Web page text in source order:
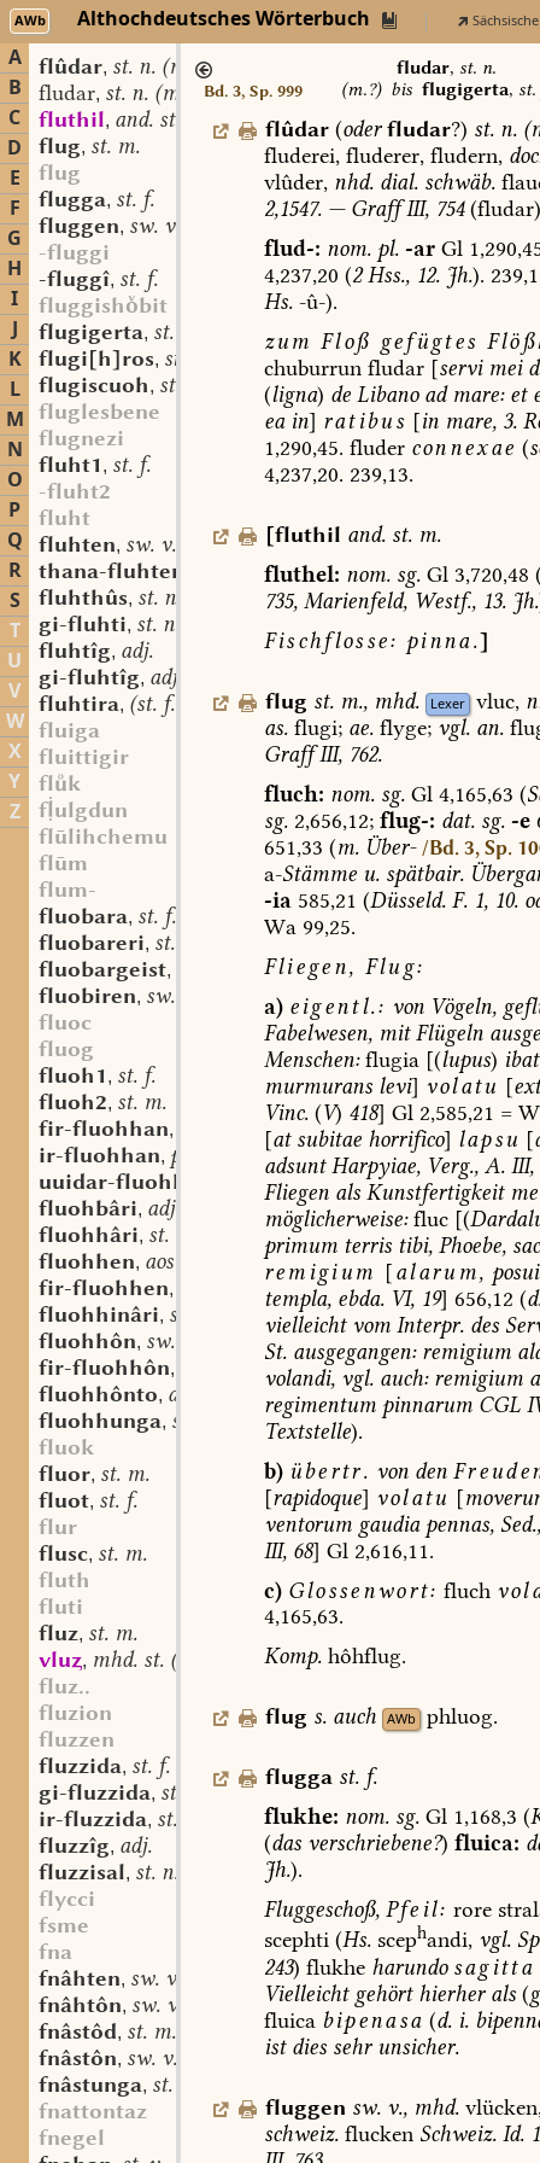
AWb Althochdeutsches Wörterbuch
A
B
C
D
E
F
G
H
I
J
K
L
M
N
O
P
Q
R
S
T
U
V
W
X
Y
Z
flûdar, st. n. (m.?)
fludar, st. n. (m.?)
fluthil, and. st. m.
flug, st. m.
flug
flugga, st. f.
fluggen, sw. v.
-fluggi
-fluggî, st. f.
fluggishbit
flugigerta, st. f.
flugi[h]ros, st. n.
flugiscuoh, st. m.
fluglesbene
flugnezi
fluht1, st. f.
-fluht2
fluht
fluhten, sw. v.
thana-fluhten
fluhthûs, st. n.
gi-fluhti, st. n.
fluhtîg, adj.
gi-fluhtîg, adj.
fluhtira, (st. f.?)
fluiga
fluittigir
flk
fulgdun
flūlihchemu
flūm
flum-
fluobara, st. f.
fluobareri, st. m.
fluobargeist,
fluobiren, sw. v.
fluoc
fluog
fluoh1, st. f.
fluoh2, st. m.
fir-fluohhan,
ir-fluohhan, part.-adj.
uuidar-fluohhan
fluohbâri, adj.
fluohhâri, st. m.
fluohhen, aostndfrk. sw. v.
fir-fluohhen,
fluohhinâri, st. m.
fluohhôn, sw. v.
fir-fluohhôn,
fluohhônto, adv. part. prs.
fluohhunga, st. f.
fluok
fluor, st. m.
fluot, st. f.
flur
flusc, st. m.
fluth
fluti
fluz, st. m.
vlu, mhd. st. (m.?)
fluz..
fluzion
fluzzen
fluzzida, st. f.
gi-fluzzida, st. f.
ir-fluzzida, st. f.
fluzzîg, adj.
fluzzisal, st. n.
flycci
fsme
fna
fnâhten, sw. v.
fnâhtôn, sw. v.
fnâstôd, st. m.
fnâstôn, sw. v.
fnâstunga, st. f.
fnattontaz
fnegel
Bd. 3, Sp. 999
fludar, st. n.
(m.?)bis flugigerta,
flûdar (oder fludar?) st. n. (
fluderei, fluderer,fludern,
vlûder, nhd.dial. schwäb.
2,1547.—GraffIII,754
flud-: nom.pl. -arGl
4,237,20 (2Hss.,12.Jh.).
Hs.-û-).
zum Floß gefügtes
chuburrunfludar [servimei
(ligna) deLibanoadmare:et
eain] ratibus [in mare, 3.
1,290,45. fluder connexae (
4,237,20. 239,13.
[fluthil and. st. m.
fluthel: nom.sg.Gl3,720,48
735, Marienfeld,Westf.,13.Jh.
Fischflosse: pinna.]
flug st. m., mhd. Lexer vluc,
as.flugi; ae.flyge; vgl.an.
GraffIII,762.
fluch: nom.sg.Gl4,165,63 (
sg. 2,656,12; flug-: dat.sg. -e
651,33 (m.Über- /Bd. 3, Sp.
a-Stämmeu.spätbair.
-ia585,21 (Düsseld.F.1,10.
Wa99,25.
Fliegen, Flug:
a) eigentl.: vonVögeln,
Fabelwesen,mit Flügeln
Menschen:flugia[(lupus) ibat
murmuranslevi] volatu [
Vinc.(V) 418] Gl2,585,21 =
[at subitaehorrifico] lapsu [
adsuntHarpyiae, Verg.,A.III,
Fliegenals Kunstfertigkeit
möglicherweise:fluc[(
primumterristibi,Phoebe,
remigium [alarum,
templa,ebda.VI,19] 656,12 (
vielleichtvomInterpr.des
St.ausgegangen:remigium
volandi,vgl.auch:remigium
regimentum pinnarumCGL
Textstelle).
b) übertr. von den
[rapidoque] volatu [
ventorumgaudiapennas, Sed.,
III,68] Gl2,616,11.
c) Glossenwort: fluch
4,165,63.
Komp.hôhflug.
flug s. auch AWb phluog.
flugga st. f.
flukhe: nom.sg.Gl1,168,3 (
(das verschriebene?) fluica:
Jh.).
Fluggeschoß, Pfeil: rore
scephti (Hs.scephandi, vgl.
243) flukhe harundo sagitta
Vielleichtgehörthierher als(
fluica bipenasa (d. i.
istdiessehrunsicher.
fluggen sw. v., mhd.
schweiz. flucken Schweiz.Id.